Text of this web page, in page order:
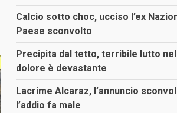
Calcio sotto choc, ucciso l’ex
Paese sconvolto
Precipita dal tetto, terribile lutto
dolore è devastante
Lacrime Alcaraz, l’annuncio
l’addio fa male